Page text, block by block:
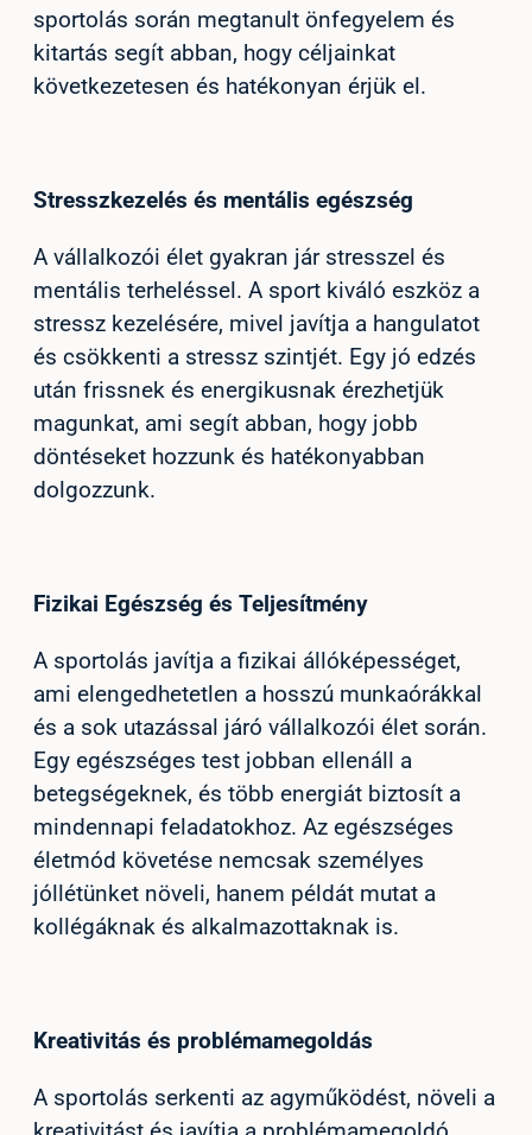
sportolás során megtanult önfegyelem és
kitartás segít abban, hogy céljainkat
következetesen és hatékonyan érjük el.
Stresszkezelés és mentális egészség
A vállalkozói élet gyakran jár stresszel és
mentális terheléssel. A sport kiváló eszköz a
stressz kezelésére, mivel javítja a hangulatot
és csökkenti a stressz szintjét. Egy jó edzés
után frissnek és energikusnak érezhetjük
magunkat, ami segít abban, hogy jobb
döntéseket hozzunk és hatékonyabban
dolgozzunk.
Fizikai Egészség és Teljesítmény
A sportolás javítja a fizikai állóképességet,
ami elengedhetetlen a hosszú munkaórákkal
és a sok utazással járó vállalkozói élet során.
Egy egészséges test jobban ellenáll a
betegségeknek, és több energiát biztosít a
mindennapi feladatokhoz. Az egészséges
életmód követése nemcsak személyes
jóllétünket növeli, hanem példát mutat a
kollégáknak és alkalmazottaknak is.
Kreativitás és problémamegoldás
A sportolás serkenti az agyműködést, növeli a